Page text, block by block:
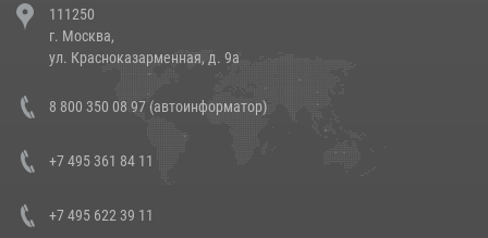
напавших на бригаду скорой помощи (видео)
14 июля 2026, 12:20
В Росгвардии прошла военно-научная конференция по обобщению
боевого опыта
111250
г. Москва,
ул. Красноказарменная, д. 9а
8 800 350 08 97 (автоинформатор)
+7 495 361 84 11
+7 495 622 39 11